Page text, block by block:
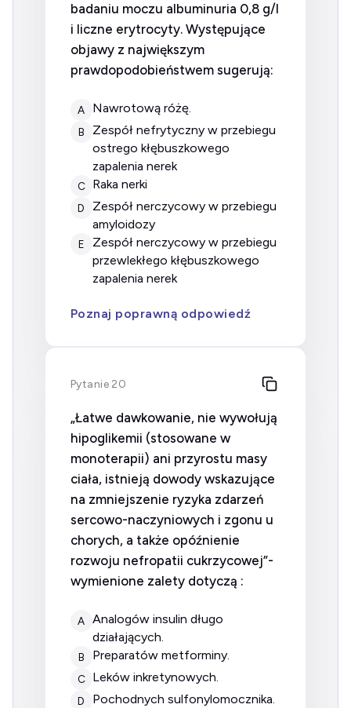
badaniu moczu albuminuria 0,8 g/l
i liczne erytrocyty. Występujące
objawy z największym
prawdopodobieństwem sugerują:
A nawrotową różę.
B
zespół nefrytyczny w przebiegu
ostrego kłębuszkowego
zapalenia nerek
C raka nerki
D
zespół nerczycowy w przebiegu
amyloidozy
E
zespół nerczycowy w przebiegu
przewlekłego kłębuszkowego
zapalenia nerek
Poznaj poprawną odpowiedź
Pytanie 20
„Łatwe dawkowanie, nie wywołują
hipoglikemii (stosowane w
monoterapii) ani przyrostu masy
ciała, istnieją dowody wskazujące
na zmniejszenie ryzyka zdarzeń
sercowo-naczyniowych i zgonu u
chorych, a także opóźnienie
rozwoju nefropatii cukrzycowej”-
wymienione zalety dotyczą :
A
analogów insulin długo
działających.
B preparatów metforminy.
C leków inkretynowych.
D pochodnych sulfonylomocznika.